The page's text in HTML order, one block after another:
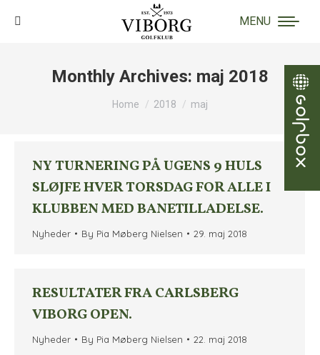
MENU
Search:
Monthly Archives: maj 2018
You are here:
Home 2018 maj
NY TURNERING PÅ UGENS 9 HULS
SLØJFE HVER TORSDAG FOR ALLE I
KLUBBEN MED BANETILLADELSE.
Nyheder By Pia Møberg Nielsen 29. maj 2018
RESULTATER FRA CARLSBERG
VIBORG OPEN.
Nyheder By Pia Møberg Nielsen 22. maj 2018